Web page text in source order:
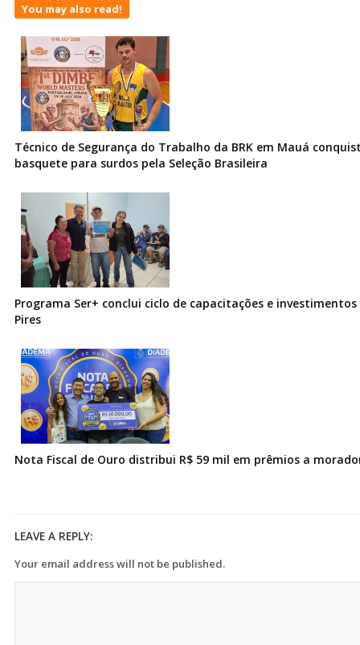
You may also read!
Técnico de Segurança do Trabalho da BRK em Mauá
basquete para surdos pela Seleção Brasileira
Programa Ser+ conclui ciclo de capacitações e
Pires
Nota Fiscal de Ouro distribui R$ 59 mil em prêmios a
LEAVE A REPLY:
Your email address will not be published.